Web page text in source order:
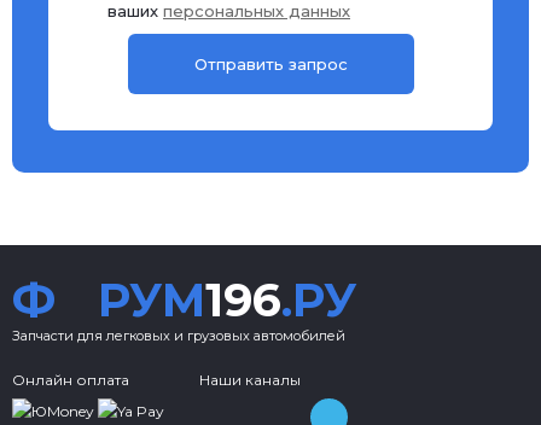
ваших персональных данных
Ф РУМ196.РУ
Запчасти для легковых и грузовых автомобилей
Онлайн оплата Наши каналы